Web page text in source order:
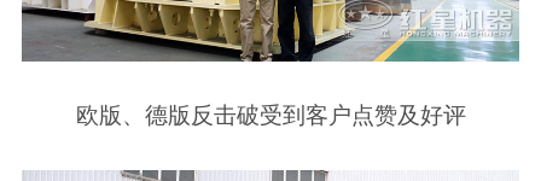
欧版、德版反击破受到客户点赞及好评